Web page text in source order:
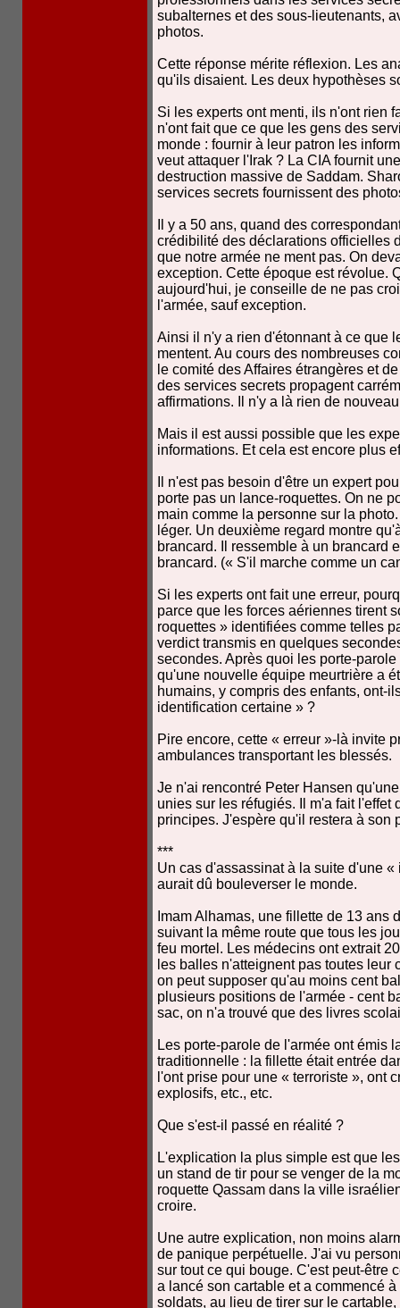
subalternes et des sous-lieutenants,
photos.
Cette réponse mérite réflexion. Les
qu'ils disaient. Les deux hypothèses
Si les experts ont menti, ils n'ont rien
n'ont fait que ce que les gens des
monde : fournir à leur patron les
veut attaquer l'Irak ? La CIA fournit
destruction massive de Saddam.
services secrets fournissent des
Il y a 50 ans, quand des
crédibilité des déclarations officielles
que notre armée ne ment pas. On
exception. Cette époque est révolue.
aujourd'hui, je conseille de ne pas
l'armée, sauf exception.
Ainsi il n'y a rien d'étonnant à ce que
mentent. Au cours des nombreuses
le comité des Affaires étrangères et
des services secrets propagent
affirmations. Il n'y a là rien de
Mais il est aussi possible que les
informations. Et cela est encore plus
Il n'est pas besoin d'être un expert
porte pas un lance-roquettes. On ne
main comme la personne sur la
léger. Un deuxième regard montre
brancard. Il ressemble à un brancard
brancard. (« S'il marche comme un
Si les experts ont fait une erreur,
parce que les forces aériennes tirent
roquettes » identifiées comme telles
verdict transmis en quelques
secondes. Après quoi les porte-
qu'une nouvelle équipe meurtrière a
humains, y compris des enfants, ont-
identification certaine » ?
Pire encore, cette « erreur »-là invite
ambulances transportant les blessés.
Je n'ai rencontré Peter Hansen
unies sur les réfugiés. Il m'a fait l'effet
principes. J'espère qu'il restera à son
***
Un cas d'assassinat à la suite d'une
aurait dû bouleverser le monde.
Imam Alhamas, une fillette de 13
suivant la même route que tous les
feu mortel. Les médecins ont extrait
les balles n'atteignent pas toutes
on peut supposer qu'au moins cent
plusieurs positions de l'armée - cent
sac, on n'a trouvé que des livres
Les porte-parole de l'armée ont émis
traditionnelle : la fillette était entrée
l'ont prise pour une « terroriste », ont
explosifs, etc., etc.
Que s'est-il passé en réalité ?
L'explication la plus simple est que
un stand de tir pour se venger de la
roquette Qassam dans la ville
croire.
Une autre explication, non moins
de panique perpétuelle. J'ai vu
sur tout ce qui bouge. C'est peut-être
a lancé son cartable et a commencé
soldats, au lieu de tirer sur le